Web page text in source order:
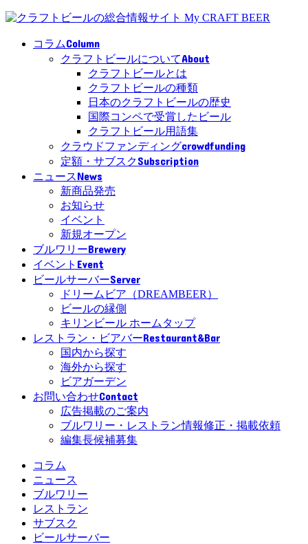
コラムColumn
クラフトビールについてAbout
クラフトビールとは
クラフトビールの種類
日本のクラフトビールの歴史
国際コンペで受賞したビール
クラフトビール用語集
クラウドファンディングcrowdfunding
定額・サブスクSubscription
ニュースNews
新商品発売
お知らせ
イベント
新規オープン
ブルワリーBrewery
イベント Event
ビールサーバーServer
ドリームビア（DREAMBEER）
ビールの縁側
キリンビール ホームタップ
レストラン・ビアバーRestaurant&Bar
国内から探す
海外から探す
ビアガーデン
お問い合わせContact
広告掲載のご案内
ブルワリー・レストラン情報修正・掲載依頼
編集長候補募集
コラム
ニュース
ブルワリー
レストラン
サブスク
ビールサーバー